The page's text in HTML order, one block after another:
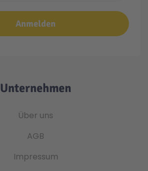
Anmelden
Unternehmen
Über uns
AGB
Impressum